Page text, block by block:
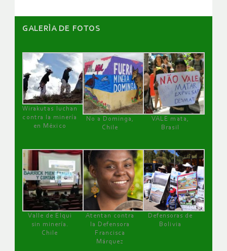
GALERÌA DE FOTOS
Wirakutas luchan
contra la minería
en México
No a Dominga,
Chile
VALE mata,
Brasil
Valle de Elqui
sin minería.
Chile
Atentan contra
la Defensora
Francisca
Márquez
Defensoras de
Bolivia